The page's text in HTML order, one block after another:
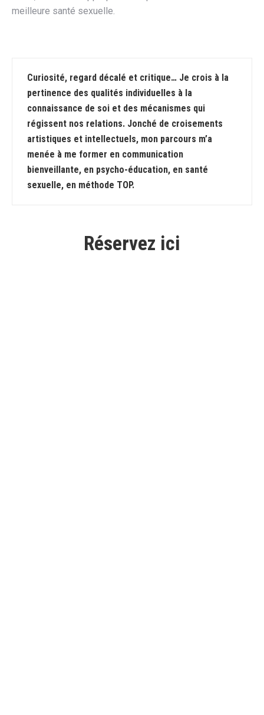
meilleure santé sexuelle.
Curiosité, regard décalé et critique… Je crois à la
pertinence des qualités individuelles à la
connaissance de soi et des mécanismes qui
régissent nos relations. Jonché de croisements
artistiques et intellectuels, mon parcours m’a
menée à me former en communication
bienveillante, en psycho-éducation, en santé
sexuelle, en méthode TOP.
Réservez ici